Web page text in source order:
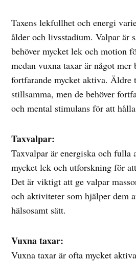
Taxens lekfullhet och energi
ålder och livsstadium. Valpar är
behöver mycket lek och motion
medan vuxna taxar är något mer
fortfarande mycket aktiva. Äldre
stillsamma, men de behöver
och mental stimulans för att
Taxvalpar:
Taxvalpar är energiska och fulla
mycket lek och utforskning för
Det är viktigt att ge valpar
och aktiviteter som hjälper dem
hälsosamt sätt.
Vuxna taxar:
Vuxna taxar är ofta mycket